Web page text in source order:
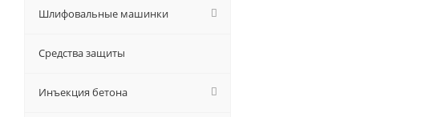
Шлифовальные машинки
Средства защиты
Инъекция бетона